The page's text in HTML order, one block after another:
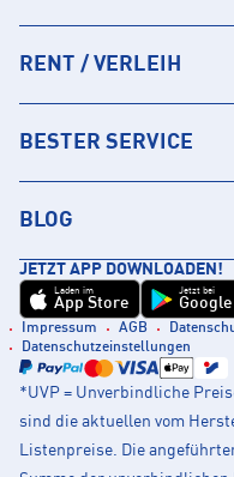
RENT / VERLEIH
BESTER SERVICE
BLOG
JETZT APP DOWNLOADEN!
Laden im
App Store
Jetzt bei
Impressum AGB
Datenschutzeinstellungen
*UVP = Unverbindliche
sind die aktuellen vom
Listenpreise. Die